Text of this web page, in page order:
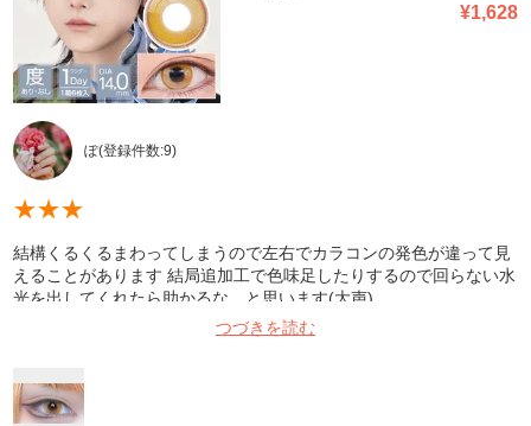
¥1,628
ぽ(登録件数:9)
★★★
結構くるくるまわってしまうので左右でカラコンの発色が違って見
えることがあります 結局追加工で色味足したりするので回らない水
光を出してくれたら助かるな…と思います(大声)
つづきを読む